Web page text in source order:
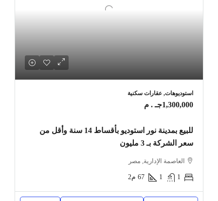
استوديوهات, عقارات سكنية
1,300,000جـ . م
للبيع بمدينة نور استوديو بأقساط 14 سنة وأقل من
سعر الشركة بـ 3 مليون
العاصمة الإدارية, مصر
1
1
67 م2